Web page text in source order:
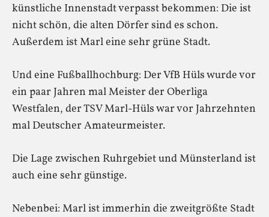
künstliche Innenstadt verpasst bekommen: Die ist
nicht schön, die alten Dörfer sind es schon.
Außerdem ist Marl eine sehr grüne Stadt.
Und eine Fußballhochburg: Der VfB Hüls wurde vor
ein paar Jahren mal Meister der Oberliga
Westfalen, der TSV Marl-Hüls war vor Jahrzehnten
mal Deutscher Amateurmeister.
Die Lage zwischen Ruhrgebiet und Münsterland ist
auch eine sehr günstige.
Nebenbei: Marl ist immerhin die zweitgrößte Stadt